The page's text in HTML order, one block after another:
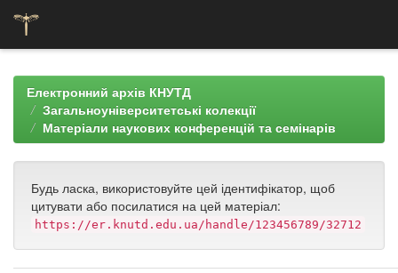
navigationЕлектронний архів КНУТД
Загальноуніверситетські колекції
Матеріали наукових конференцій та семінарів
Будь ласка, використовуйте цей ідентифікатор, щоб
цитувати або посилатися на цей матеріал:
https://er.knutd.edu.ua/handle/123456789/32712